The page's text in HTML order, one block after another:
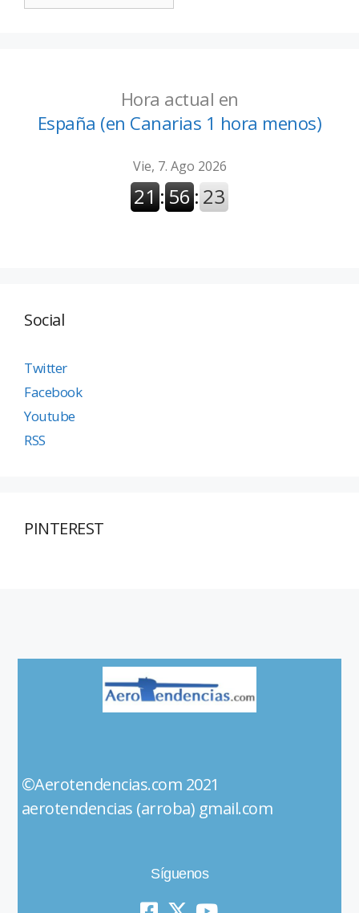
Hora actual en
España (en Canarias 1 hora menos)
Social
Twitter
Facebook
Youtube
RSS
PINTEREST
©Aerotendencias.com 2021
aerotendencias (arroba) gmail.com
Síguenos